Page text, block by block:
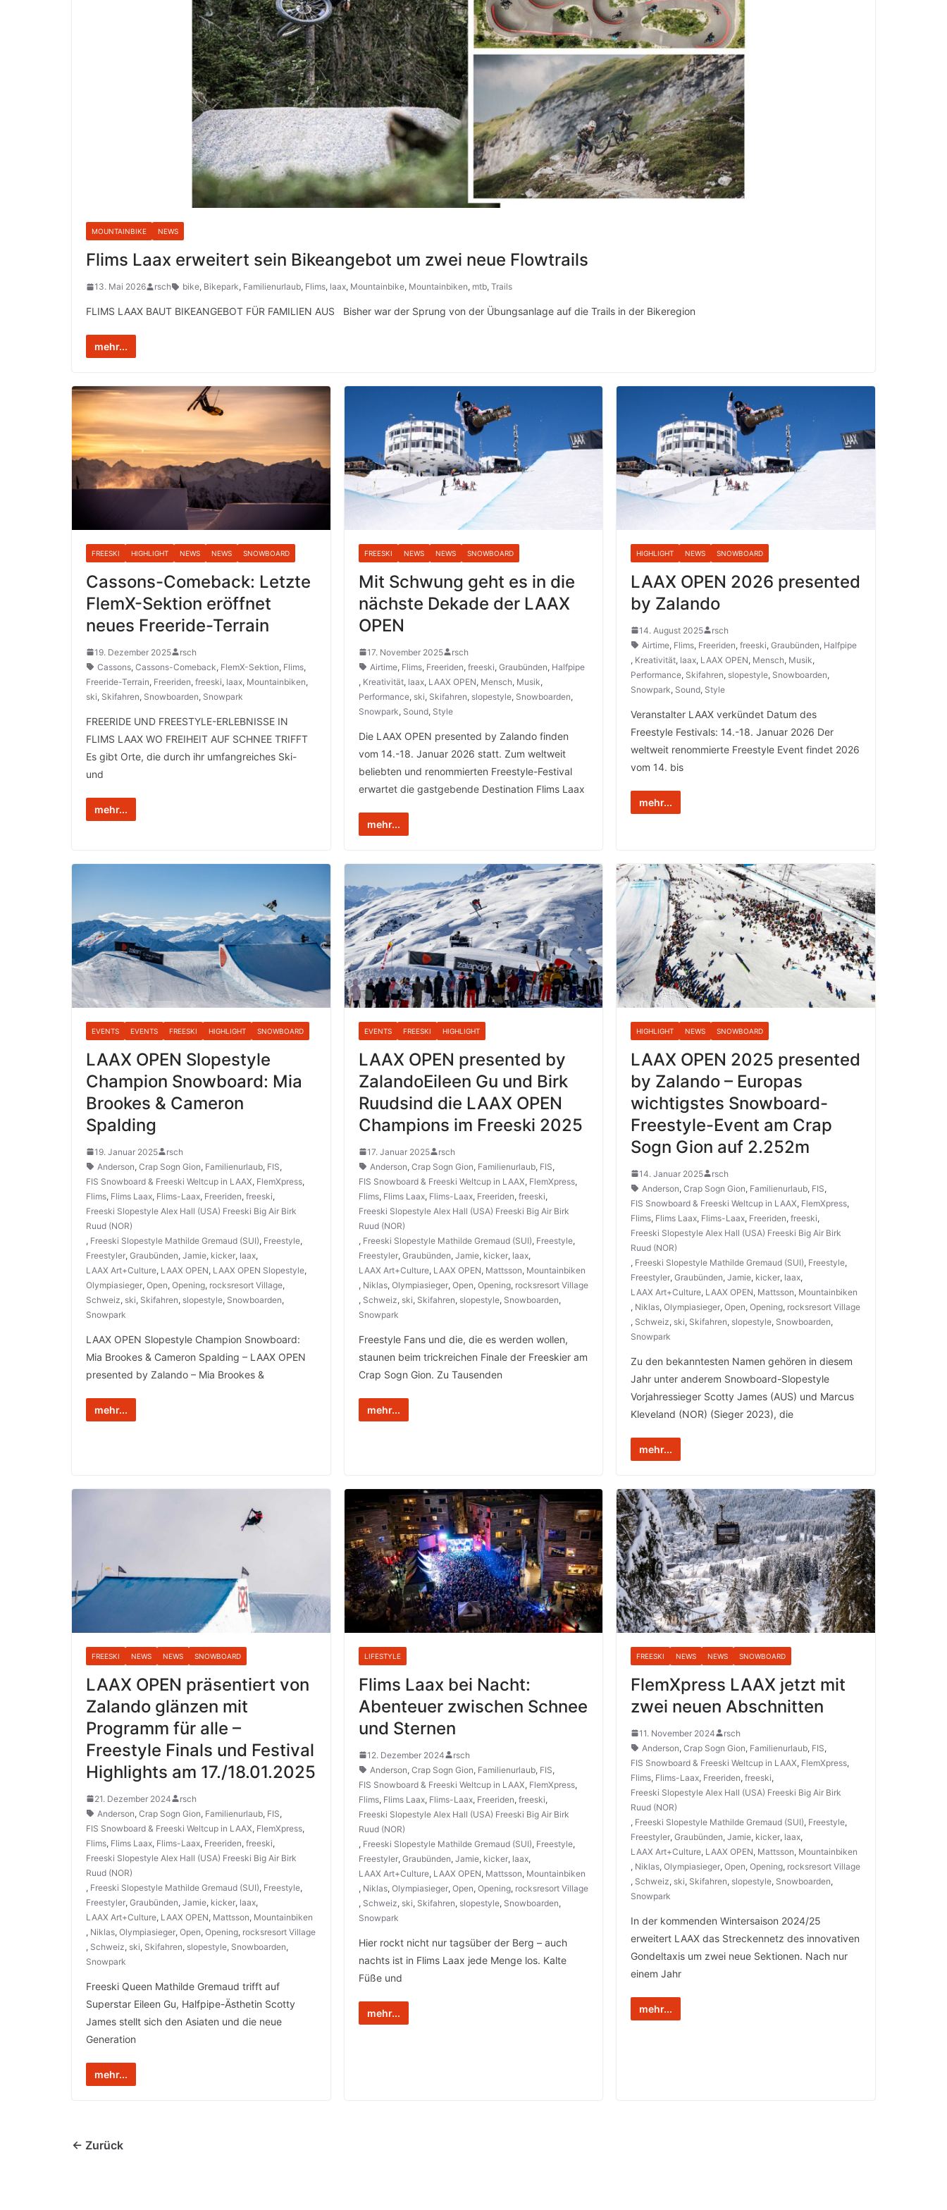
MOUNTAINBIKE NEWS
Flims Laax erweitert sein Bikeangebot um zwei neue Flowtrails
13. Mai 2026 rsch bike, Bikepark, Familienurlaub, Flims, laax, Mountainbike, Mountainbiken, mtb, Trails
FLIMS LAAX BAUT BIKEANGEBOT FÜR FAMILIEN AUS Bisher war der Sprung von der Übungsanlage auf die Trails in der Bikeregion
mehr...
FREESKI HIGHLIGHT NEWS NEWS SNOWBOARD
Cassons-Comeback: Letzte
FlemX-Sektion eröffnet
neues Freeride-Terrain
19. Dezember 2025
rsch
Cassons, Cassons-Comeback, FlemX-Sektion, Flims,
Freeride-Terrain, Freeriden, freeski, laax, Mountainbiken,
ski, Skifahren, Snowboarden, Snowpark
FREERIDE UND FREESTYLE-ERLEBNISSE IN
FLIMS LAAX WO FREIHEIT AUF SCHNEE TRIFFT
Es gibt Orte, die durch ihr umfangreiches Ski-
und
mehr...
FREESKI NEWS NEWS SNOWBOARD
Mit Schwung geht es in die
nächste Dekade der LAAX
OPEN
17. November 2025
rsch
Airtime, Flims, Freeriden, freeski, Graubünden, Halfpipe
, Kreativität, laax, LAAX OPEN, Mensch, Musik,
Performance, ski, Skifahren, slopestyle, Snowboarden,
Snowpark, Sound, Style
Die LAAX OPEN presented by Zalando finden
vom 14.-18. Januar 2026 statt. Zum weltweit
beliebten und renommierten Freestyle-Festival
erwartet die gastgebende Destination Flims Laax
mehr...
HIGHLIGHT NEWS SNOWBOARD
LAAX OPEN 2026 presented
by Zalando
14. August 2025
rsch
Airtime, Flims, Freeriden,freeski,Graubünden, Halfpipe
, Kreativität, laax, LAAX OPEN, Mensch, Musik,
Performance, Skifahren, slopestyle, Snowboarden,
Snowpark, Sound, Style
Veranstalter LAAX verkündet Datum des
Freestyle Festivals: 14.-18. Januar 2026 Der
weltweit renommierte Freestyle Event findet 2026
vom 14. bis
mehr...
EVENTS EVENTS FREESKI HIGHLIGHT SNOWBOARD
LAAX OPEN Slopestyle
Champion Snowboard: Mia
Brookes & Cameron
Spalding
19. Januar 2025
rsch
Anderson, Crap Sogn Gion, Familienurlaub, FIS,
FIS Snowboard & Freeski Weltcup in LAAX, FlemXpress,
Flims, Flims Laax, Flims-Laax, Freeriden, freeski,
Freeski Slopestyle Alex Hall (USA) Freeski Big Air Birk
Ruud (NOR)
, Freeski Slopestyle Mathilde Gremaud (SUI), Freestyle,
Freestyler, Graubünden, Jamie, kicker, laax,
LAAX Art+Culture, LAAX OPEN, LAAX OPEN Slopestyle,
Olympiasieger, Open, Opening, rocksresort Village,
Schweiz, ski, Skifahren, slopestyle, Snowboarden,
Snowpark
LAAX OPEN Slopestyle Champion Snowboard:
Mia Brookes & Cameron Spalding – LAAX OPEN
presented by Zalando – Mia Brookes &
mehr...
EVENTS FREESKI HIGHLIGHT
LAAX OPEN presented by
ZalandoEileen Gu und Birk
Ruudsind die LAAX OPEN
Champions im Freeski 2025
17. Januar 2025
rsch
Anderson, Crap Sogn Gion, Familienurlaub, FIS,
FIS Snowboard & Freeski Weltcup in LAAX, FlemXpress,
Flims, Flims Laax, Flims-Laax, Freeriden, freeski,
Freeski Slopestyle Alex Hall (USA) Freeski Big Air Birk
Ruud (NOR)
, Freeski Slopestyle Mathilde Gremaud (SUI), Freestyle,
Freestyler, Graubünden, Jamie, kicker, laax,
LAAX Art+Culture, LAAX OPEN, Mattsson, Mountainbiken
, Niklas, Olympiasieger, Open, Opening, rocksresort Village
, Schweiz, ski, Skifahren, slopestyle, Snowboarden,
Snowpark
Freestyle Fans und die, die es werden wollen,
staunen beim trickreichen Finale der Freeskier am
Crap Sogn Gion. Zu Tausenden
mehr...
HIGHLIGHT NEWS SNOWBOARD
LAAX OPEN 2025 presented
by Zalando – Europas
wichtigstes Snowboard-
Freestyle-Event am Crap
Sogn Gion auf 2.252m
14. Januar 2025
rsch
Anderson,Crap Sogn Gion, Familienurlaub, FIS,
FIS Snowboard & Freeski Weltcup in LAAX, FlemXpress,
Flims, Flims Laax, Flims-Laax, Freeriden,freeski,
Freeski Slopestyle Alex Hall (USA) Freeski Big Air Birk
Ruud (NOR)
, Freeski Slopestyle Mathilde Gremaud (SUI), Freestyle,
Freestyler,Graubünden,Jamie, kicker, laax,
LAAX Art+Culture, LAAX OPEN, Mattsson, Mountainbiken
, Niklas,Olympiasieger,Open,Opening, rocksresort Village
, Schweiz, ski, Skifahren, slopestyle, Snowboarden,
Snowpark
Zu den bekanntesten Namen gehören in diesem
Jahr unter anderem Snowboard-Slopestyle
Vorjahressieger Scotty James (AUS) und Marcus
Kleveland (NOR) (Sieger 2023), die
mehr...
FREESKI NEWS NEWS SNOWBOARD
LAAX OPEN präsentiert von
Zalando glänzen mit
Programm für alle –
Freestyle Finals und Festival
Highlights am 17./18.01.2025
21. Dezember 2024
rsch
Anderson, Crap Sogn Gion, Familienurlaub, FIS,
FIS Snowboard & Freeski Weltcup in LAAX, FlemXpress,
Flims, Flims Laax, Flims-Laax, Freeriden, freeski,
Freeski Slopestyle Alex Hall (USA) Freeski Big Air Birk
Ruud (NOR)
, Freeski Slopestyle Mathilde Gremaud (SUI), Freestyle,
Freestyler, Graubünden, Jamie, kicker, laax,
LAAX Art+Culture, LAAX OPEN, Mattsson, Mountainbiken
, Niklas, Olympiasieger, Open, Opening, rocksresort Village
, Schweiz, ski, Skifahren, slopestyle, Snowboarden,
Snowpark
Freeski Queen Mathilde Gremaud trifft auf
Superstar Eileen Gu, Halfpipe-Ästhetin Scotty
James stellt sich den Asiaten und die neue
Generation
mehr...
LIFESTYLE
Flims Laax bei Nacht:
Abenteuer zwischen Schnee
und Sternen
12. Dezember 2024
rsch
Anderson, Crap Sogn Gion, Familienurlaub, FIS,
FIS Snowboard & Freeski Weltcup in LAAX, FlemXpress,
Flims, Flims Laax, Flims-Laax, Freeriden, freeski,
Freeski Slopestyle Alex Hall (USA) Freeski Big Air Birk
Ruud (NOR)
, Freeski Slopestyle Mathilde Gremaud (SUI), Freestyle,
Freestyler, Graubünden, Jamie, kicker, laax,
LAAX Art+Culture, LAAX OPEN, Mattsson, Mountainbiken
, Niklas, Olympiasieger, Open, Opening, rocksresort Village
, Schweiz, ski, Skifahren, slopestyle, Snowboarden,
Snowpark
Hier rockt nicht nur tagsüber der Berg – auch
nachts ist in Flims Laax jede Menge los. Kalte
Füße und
mehr...
FREESKI NEWS NEWS SNOWBOARD
FlemXpress LAAX jetzt mit
zwei neuen Abschnitten
11. November 2024
rsch
Anderson,Crap Sogn Gion, Familienurlaub, FIS,
FIS Snowboard & Freeski Weltcup in LAAX, FlemXpress,
Flims, Flims-Laax, Freeriden,freeski,
Freeski Slopestyle Alex Hall (USA) Freeski Big Air Birk
Ruud (NOR)
, Freeski Slopestyle Mathilde Gremaud (SUI), Freestyle,
Freestyler,Graubünden,Jamie, kicker, laax,
LAAX Art+Culture, LAAX OPEN, Mattsson, Mountainbiken
, Niklas,Olympiasieger,Open,Opening, rocksresort Village
, Schweiz, ski, Skifahren, slopestyle, Snowboarden,
Snowpark
In der kommenden Wintersaison 2024/25
erweitert LAAX das Streckennetz des innovativen
Gondeltaxis um zwei neue Sektionen. Nach nur
einem Jahr
mehr...
← Zurück